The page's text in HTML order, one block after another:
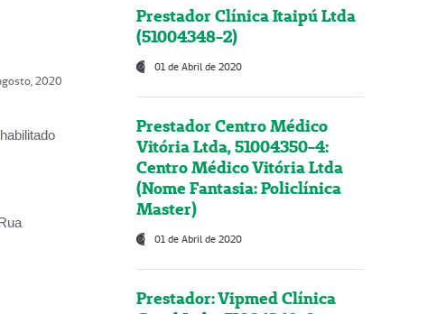
2020
Rua
Prestador Clínica Itaipú Ltda
(51004348-2)
01 de Abril de 2020
Prestador Centro Médico
Vitória Ltda, 51004350-4:
Centro Médico Vitória Ltda
(Nome Fantasia: Policlínica
Master)
01 de Abril de 2020
Prestador: Vipmed Clínica